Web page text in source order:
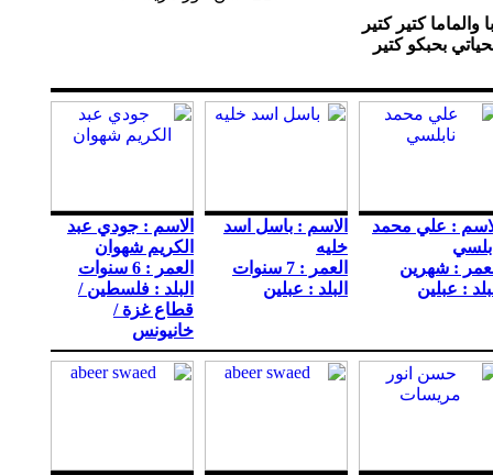
كتير كتير
بحبكو كتير
: علي محمد
: شهرين
: عبلين
الاسم : باسل اسد
خليه
العمر : 7 سنوات
البلد : عبلين
الاسم : جودي عبد
الكريم شهوان
العمر : 6 سنوات
البلد : فلسطين /
قطاع غزة /
خانيونس